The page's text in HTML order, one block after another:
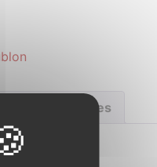
complémentaires